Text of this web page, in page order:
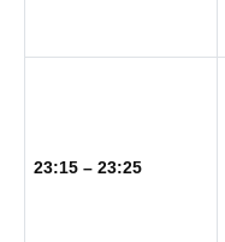
23:15 – 23:25